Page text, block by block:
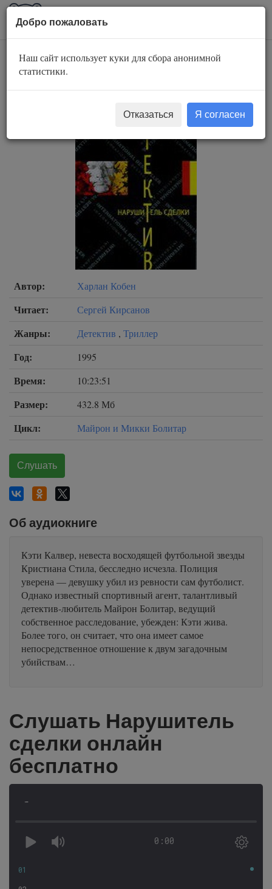
AuBook.org
Нарушитель сделки
Автор: Харлан Кобен
Читает: Сергей Кирсанов
Жанры: Детектив , Триллер
Год: 1995
Время: 10:23:51
Размер: 432.8 Мб
Цикл: Майрон и Микки Болитар
Слушать
Об аудиокниге
Кэти Калвер, невеста восходящей футбольной звезды
Кристиана Стила, бесследно исчезла. Полиция
уверена — девушку убил из ревности сам футболист.
Однако известный спортивный агент, талантливый
детектив-любитель Майрон Болитар, ведущий
собственное расследование, убежден: Кэти жива.
Более того, он считает, что она имеет самое
непосредственное отношение к двум загадочным
убийствам…
Слушать Нарушитель
сделки онлайн
бесплатно
-
0:00
01
Добро пожаловать
Наш сайт использует куки для сбора анонимной
статистики.
Отказаться Я согласен